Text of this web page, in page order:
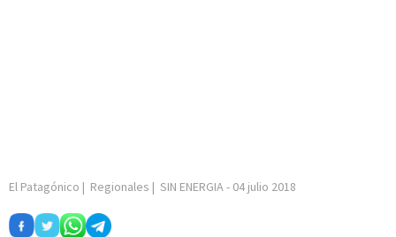
El Patagónico | Regionales | SIN ENERGIA- 04 julio 2018